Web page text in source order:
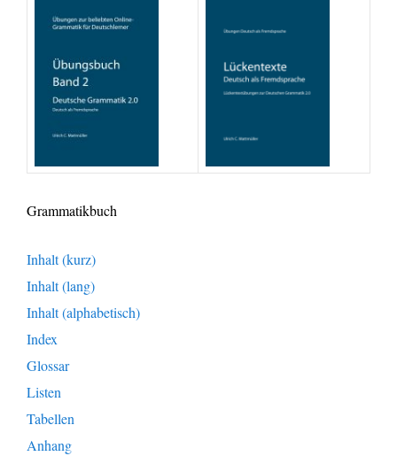
Grammatikbuch
Inhalt (kurz)
Inhalt (lang)
Inhalt (alphabetisch)
Index
Glossar
Listen
Tabellen
Anhang